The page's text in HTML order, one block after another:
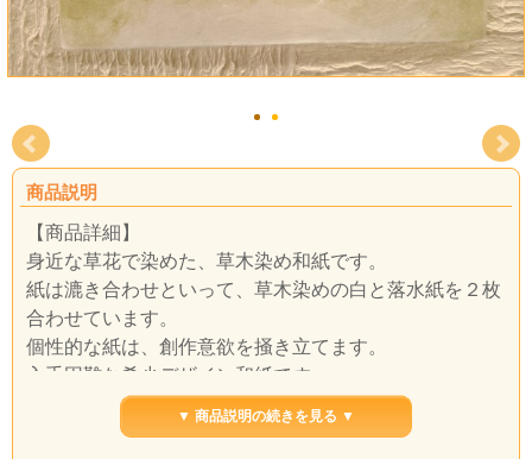
商品説明
【商品詳細】
身近な草花で染めた、草木染め和紙です。
紙は漉き合わせといって、草木染めの白と落水紙を２枚
合わせています。
個性的な紙は、創作意欲を掻き立てます。
入手困難な希少デザイン和紙です。
※モニターによっては、若干色が異なって見えることが
▼ 商品説明の続きを見る ▼